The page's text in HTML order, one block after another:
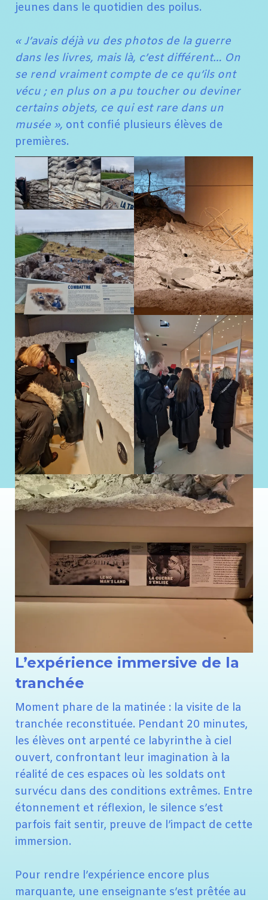
jeunes dans le quotidien des poilus.
« J’avais déjà vu des photos de la guerre
dans les livres, mais là, c’est différent… On
se rend vraiment compte de ce qu’ils ont
vécu ; en plus on a pu toucher ou deviner
certains objets, ce qui est rare dans un
musée », ont confié plusieurs élèves de
premières.
L’expérience immersive de la
tranchée
Moment phare de la matinée : la visite de la
tranchée reconstituée. Pendant 20 minutes,
les élèves ont arpenté ce labyrinthe à ciel
ouvert, confrontant leur imagination à la
réalité de ces espaces où les soldats ont
survécu dans des conditions extrêmes. Entre
étonnement et réflexion, le silence s’est
parfois fait sentir, preuve de l’impact de cette
immersion.
Pour rendre l’expérience encore plus
marquante, une enseignante s’est prêtée au